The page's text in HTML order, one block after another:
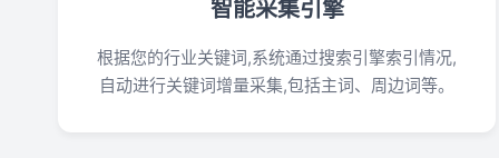
智能采集引擎
根据您的行业关键词,系统通过搜索引擎索引情况,
自动进行关键词增量采集,包括主词、周边词等。